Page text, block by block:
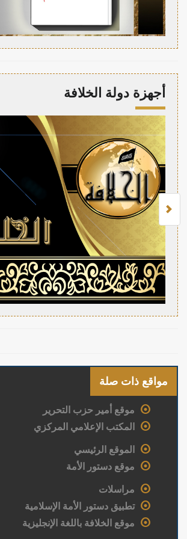
أجهزة دولة الخلافة
مواقع ذات صلة
موقع أمير حزب التحرير
المكتب الإعلامي المركزي
الموقع الرئيسي
موقع دستور الأمة
مراسلات
تطبيق دستور الأمة الإسلامية
موقع الخلافة باللغة الإنجليزية